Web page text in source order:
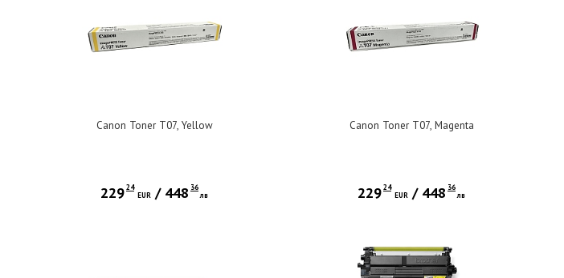
Canon Toner T07, Yellow
22924
EUR / 448 36
лв
Canon Toner T07, Magenta
22924
EUR / 448 36
лв